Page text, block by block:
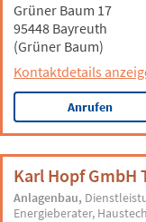
Grüner Baum 17
95448 Bayreuth
(Grüner Baum)
Kontaktdetails
Anrufen
Karl Hopf GmbH
Anlagenbau
Energieberater